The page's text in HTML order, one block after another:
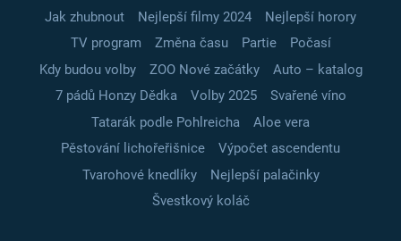
Jak zhubnout Nejlepší filmy 2024
Nejlepší horory
TV program
Změna času Partie
Počasí
Kdy budou volby
ZOO Nové začátky
Auto – katalog
7 pádů Honzy Dědka
Volby 2025
Svařené víno
Tatarák podle Pohlreicha
Aloe vera
Pěstování lichořeřišnice
Výpočet ascendentu
Tvarohové knedlíky
Nejlepší palačinky
Švestkový koláč